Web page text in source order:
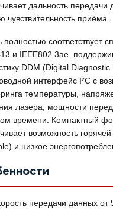
дальность передачи
чувствительность приёма.
полностью соответствует
и IEEE802.3ae,
DDM (Digital
интерфейс I²C с
температуры,
лазера, мощности
времени. Компактный
возможность
и низкое
передачи данных от